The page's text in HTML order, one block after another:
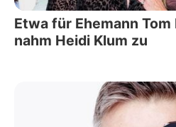
Etwa für Ehemann Tom
nahm Heidi Klum zu